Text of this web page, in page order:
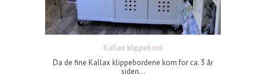
Kallax klippebord
Da de fine Kallax klippebordene kom for ca. 3 år
siden...